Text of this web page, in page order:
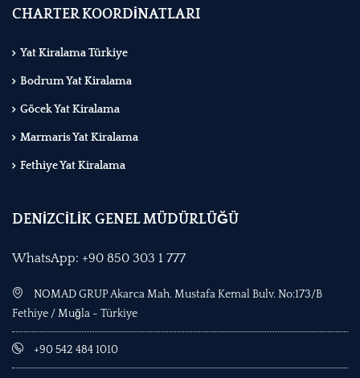
CHARTER KOORDİNATLARI
Yat Kiralama Türkiye
Bodrum Yat Kiralama
Göcek Yat Kiralama
Marmaris Yat Kiralama
Fethiye Yat Kiralama
DENİZCİLİK GENEL MÜDÜRLÜĞÜ
WhatsApp: +90 850 303 1 777
NOMAD GRUP Akarca Mah. Mustafa Kemal Bulv. No:173/B
Fethiye / Muğla - Türkiye
+90 542 484 1010